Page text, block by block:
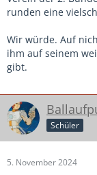
runden eine
Wir würde. Auf
ihm auf seinem
gibt.
Schüler
5. November 2024